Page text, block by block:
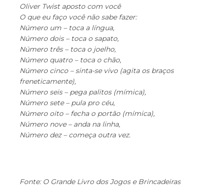
Oliver Twist aposto com você
O que eu faço você não sabe fazer:
Número um – toca a língua,
Número dois – toca o sapato,
Número três – toca o joelho,
Número quatro – toca o chão,
Número cinco – sinta-se vivo (agita os braços
freneticamente),
Número seis – pega palitos (mímica),
Número sete – pula pro céu,
Número oito – fecha o portão (mímica),
Número nove – anda na linha,
Número dez – começa outra vez.
Fonte: O Grande Livro dos Jogos e Brincadeiras